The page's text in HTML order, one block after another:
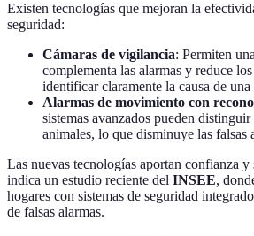
Existen tecnologías que mejoran la
seguridad:
Cámaras de vigilancia: Permiten
complementa las alarmas y reduce
identificar claramente la causa de una
Alarmas de movimiento con
sistemas avanzados pueden
animales, lo que disminuye las falsas
Las nuevas tecnologías aportan confianza
indica un estudio reciente del INSEE,
hogares con sistemas de seguridad
de falsas alarmas.